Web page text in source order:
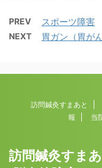
PREV スポーツ障害
NEXT 胃ガン（胃が
訪問鍼灸すまあと
報
当
訪問鍼灸すま